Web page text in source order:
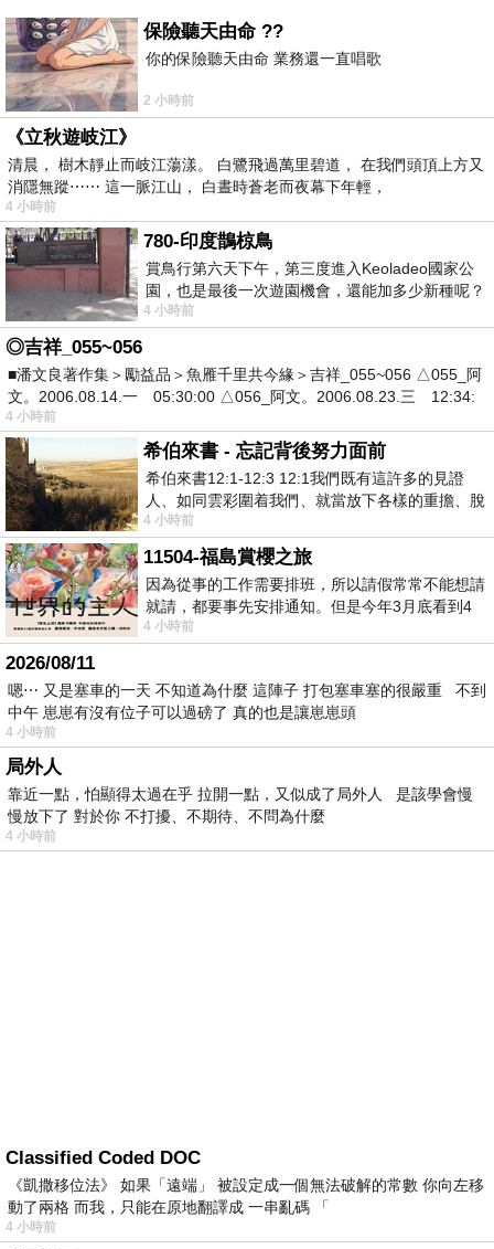
保險聽天由命 ??
你的保險聽天由命 業務還一直唱歌
2 小時前
《立秋遊岐江》
清晨， 樹木靜止而岐江蕩漾。 白鷺飛過萬里碧道， 在我們頭頂上方又
消隱無蹤⋯⋯ 這一脈江山， 白晝時蒼老而夜幕下年輕，
4 小時前
780-印度鵲椋鳥
賞鳥行第六天下午，第三度進入Keoladeo國家公
園，也是最後一次遊園機會，還能加多少新種呢？
車行中突然有兩隻赤頸鶴飛過頭
4 小時前
◎吉祥_055~056
■潘文良著作集＞勵益品＞魚雁千里共今緣＞吉祥_055~056 △055_阿
文。2006.08.14.一 05:30:00 △056_阿文。2006.08.23.三 12:34:
4 小時前
希伯來書 - 忘記背後努力面前
希伯來書12:1-12:3 12:1我們既有這許多的見證
人、如同雲彩圍着我們、就當放下各樣的重擔、脫
去容易纏累我們的罪、存心忍耐、奔那擺
4 小時前
11504-福島賞櫻之旅
因為從事的工作需要排班，所以請假常常不能想請
就請，都要事先安排通知。但是今年3月底看到4
月的班表時，突然發現4月中有個空檔，所
4 小時前
2026/08/11
嗯⋯ 又是塞車的一天 不知道為什麼 這陣子 打包塞車塞的很嚴重 不到
中午 崽崽有沒有位子可以過磅了 真的也是讓崽崽頭
4 小時前
局外人
靠近一點，怕顯得太過在乎 拉開一點，又似成了局外人 是該學會慢
慢放下了 對於你 不打擾、不期待、不問為什麼
4 小時前
Classified Coded DOC
《凱撒移位法》 如果「遠端」 被設定成一個無法破解的常數 你向左移
動了兩格 而我，只能在原地翻譯成 一串亂碼 「
4 小時前